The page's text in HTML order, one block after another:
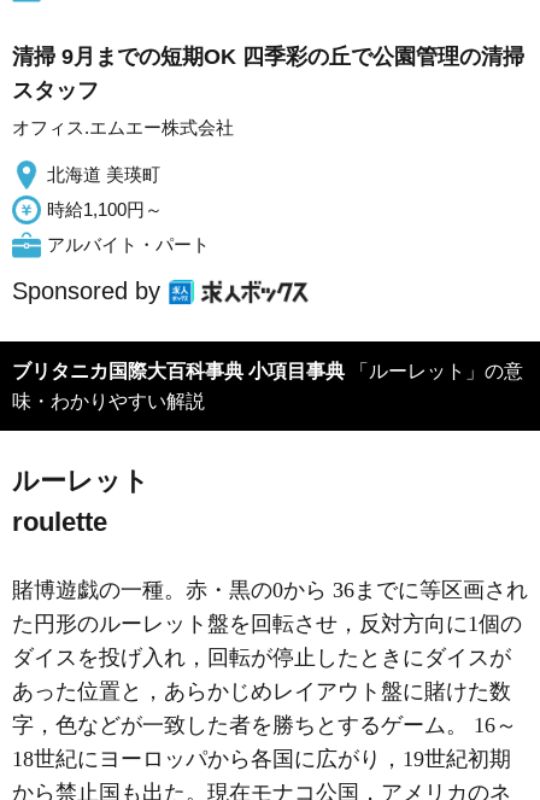
清掃 9月までの短期OK 四季彩の丘で公園管理の清掃
スタッフ
オフィス.エムエー株式会社
北海道 美瑛町
時給1,100円～
アルバイト・パート
Sponsored by
ブリタニカ国際大百科事典 小項目事典
味・わかりやすい解説
ルーレット
roulette
賭博遊戯の一種。赤・黒の0から 36までに等区画され
た円形のルーレット盤を回転させ，反対方向に1個の
ダイスを投げ入れ，回転が停止したときにダイスが
あった位置と，あらかじめレイアウト盤に賭けた数
字，色などが一致した者を勝ちとするゲーム。 16～
18世紀にヨーロッパから各国に広がり，19世紀初期
から禁止国も出た。現在モナコ公国，アメリカのネ